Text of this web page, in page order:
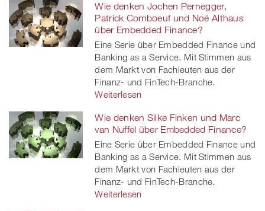
Wie denken Jochen Pernegger,
Patrick Comboeuf und Noé Althaus
über Embedded Finance?
Eine Serie über Embedded Finance und
Banking as a Service. Mit Stimmen aus
dem Markt von Fachleuten aus der
Finanz- und FinTech-Branche.
Weiterlesen
Wie denken Silke Finken und Marc
van Nuffel über Embedded Finance?
Eine Serie über Embedded Finance und
Banking as a Service. Mit Stimmen aus
dem Markt von Fachleuten aus der
Finanz- und FinTech-Branche.
Weiterlesen